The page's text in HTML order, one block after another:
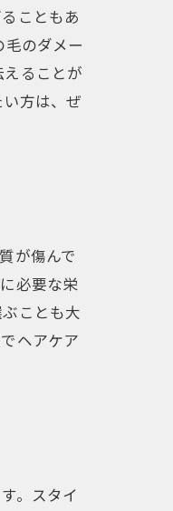
こともあ
のダメー
ることが
方は、ぜ
が傷んで
必要な栄
ことも大
ヘアケア
。スタイ